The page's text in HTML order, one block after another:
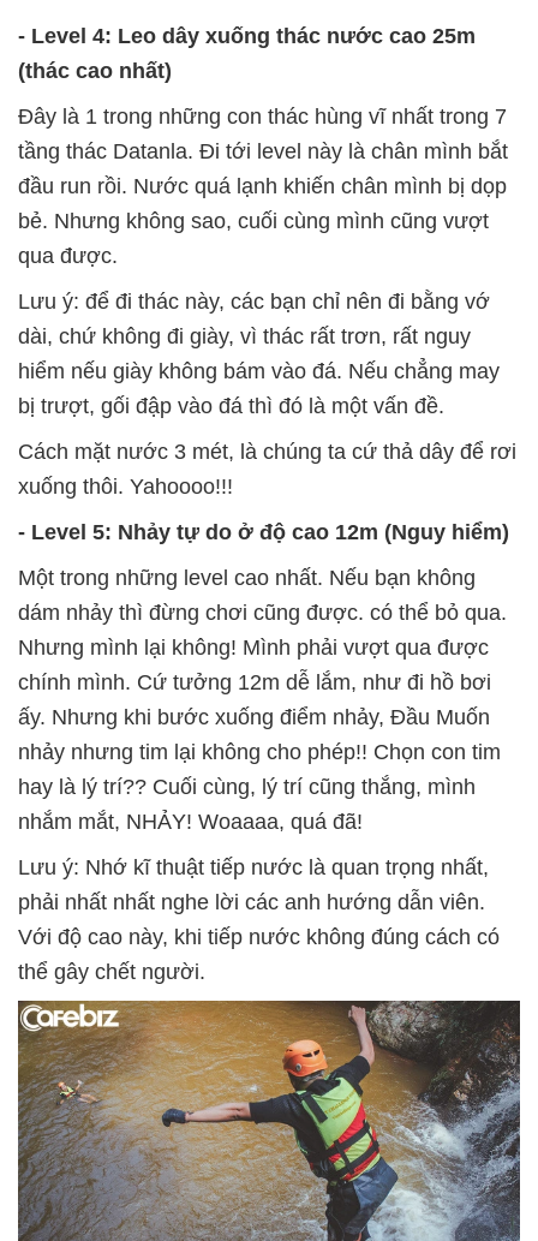
- Level 4: Leo dây xuống thác nước cao 25m
(thác cao nhất)
Đây là 1 trong những con thác hùng vĩ nhất trong 7
tầng thác Datanla. Đi tới level này là chân mình bắt
đầu run rồi. Nước quá lạnh khiến chân mình bị dọp
bẻ. Nhưng không sao, cuối cùng mình cũng vượt
qua được.
Lưu ý: để đi thác này, các bạn chỉ nên đi bằng vớ
dài, chứ không đi giày, vì thác rất trơn, rất nguy
hiểm nếu giày không bám vào đá. Nếu chẳng may
bị trượt, gối đập vào đá thì đó là một vấn đề.
Cách mặt nước 3 mét, là chúng ta cứ thả dây để rơi
xuống thôi. Yahoooo!!!
- Level 5: Nhảy tự do ở độ cao 12m (Nguy hiểm)
Một trong những level cao nhất. Nếu bạn không
dám nhảy thì đừng chơi cũng được. có thể bỏ qua.
Nhưng mình lại không! Mình phải vượt qua được
chính mình. Cứ tưởng 12m dễ lắm, như đi hồ bơi
ấy. Nhưng khi bước xuống điểm nhảy, Đầu Muốn
nhảy nhưng tim lại không cho phép!! Chọn con tim
hay là lý trí?? Cuối cùng, lý trí cũng thắng, mình
nhắm mắt, NHẢY! Woaaaa, quá đã!
Lưu ý: Nhớ kĩ thuật tiếp nước là quan trọng nhất,
phải nhất nhất nghe lời các anh hướng dẫn viên.
Với độ cao này, khi tiếp nước không đúng cách có
thể gây chết người.